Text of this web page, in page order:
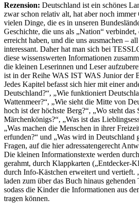
Rezension: Deutschland ist ein schönes
zwar schon relativ alt, hat aber noch
vielen Dinge, die es in unseren
Geschichte, die uns als „Nation“
erreicht haben, und die uns ausmachen –
interessant. Daher hat man sich bei
diese wissenswerten Informationen
die kleinen Leserinnen und Leser
ist in der Reihe WAS IST WAS Junior der
Jedes Kapitel befasst sich hier mit einer
Deutschland?“, „Wie funktioniert
Wattenmeer?“, „Wie sieht die Mitte von
hoch ist der höchste Berg?“, „Wo steht das
Märchenkönigs?“, „Was ist das
„Was machen die Menschen in ihrer
erfunden?“ und „Was wird in Deutschland
Fragen, auf die hier adressatengerecht
Die kleinen Informationstexte werden
gerahmt, durch Klappkarten („Entdecker-
durch Info-Kästchen erweitert und vertieft.
laden zum über das Buch hinaus
sodass die Kinder die Informationen aus
tragen können.